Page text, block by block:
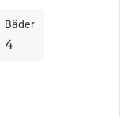
4
Bäder